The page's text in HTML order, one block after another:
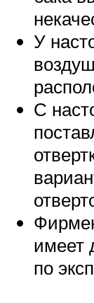
У
С
имеет
по